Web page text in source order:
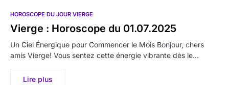
HOROSCOPE DU JOUR VIERGE
Vierge : Horoscope du 01.07.2025
Un Ciel Énergique pour Commencer le Mois Bonjour, chers
amis Vierge! Vous sentez cette énergie vibrante dès le…
Lire plus